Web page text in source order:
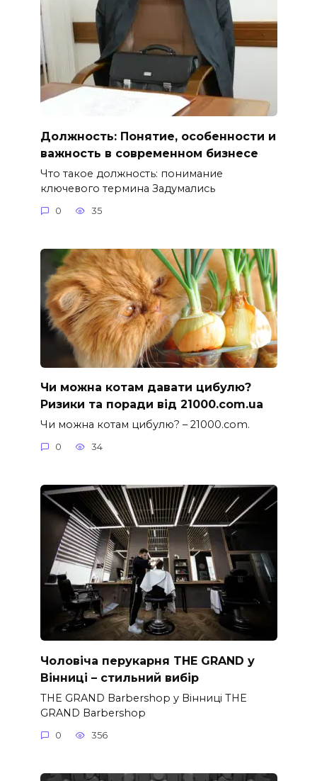
Должность: Понятие, особенности и
важность в современном бизнесе
Что такое должность: понимание
ключевого термина Задумались
0 35
Чи можна котам давати цибулю?
Ризики та поради від 21000.com.ua
Чи можна котам цибулю? – 21000.com.
0 34
Чоловіча перукарня THE GRAND у
Вінниці – стильний вибір
THE GRAND Barbershop у Вінниці THE
GRAND Barbershop
0 356